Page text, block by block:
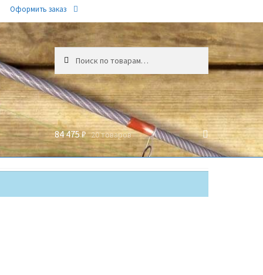
Оформить заказ
84 475 ₽ 20 товаров